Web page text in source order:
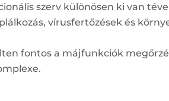
szerv különösen ki van
vírusfertőzések és
fontos a májfunkciók